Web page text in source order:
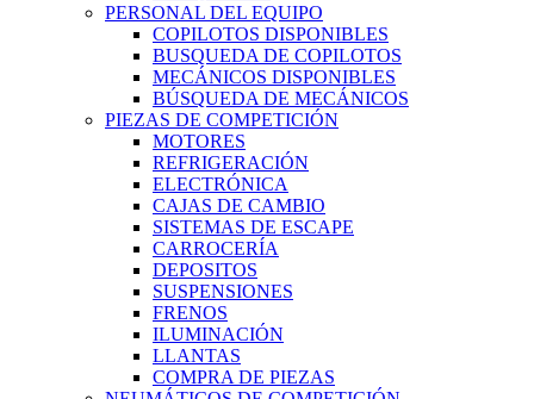
PERSONAL DEL EQUIPO
COPILOTOS DISPONIBLES
BUSQUEDA DE COPILOTOS
MECÁNICOS DISPONIBLES
BÚSQUEDA DE MECÁNICOS
PIEZAS DE COMPETICIÓN
MOTORES
REFRIGERACIÓN
ELECTRÓNICA
CAJAS DE CAMBIO
SISTEMAS DE ESCAPE
CARROCERÍA
DEPOSITOS
SUSPENSIONES
FRENOS
ILUMINACIÓN
LLANTAS
COMPRA DE PIEZAS